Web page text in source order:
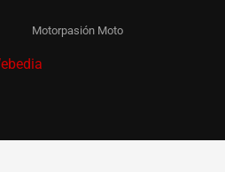
Motorpasión Moto